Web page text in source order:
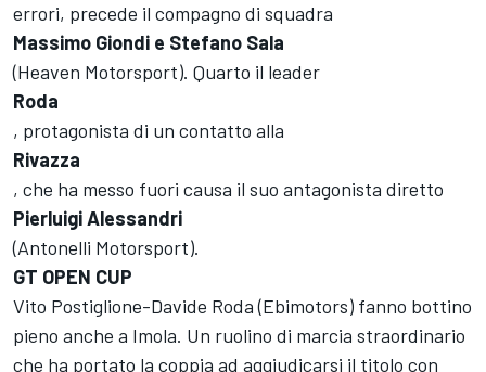
errori, precede il compagno di squadra
Massimo Giondi e Stefano Sala
(Heaven Motorsport). Quarto il leader
Roda
, protagonista di un contatto alla
Rivazza
, che ha messo fuori causa il suo antagonista diretto
Pierluigi Alessandri
(Antonelli Motorsport).
GT OPEN CUP
Vito Postiglione-Davide Roda (Ebimotors) fanno bottino
pieno anche a Imola. Un ruolino di marcia straordinario
che ha portato la coppia ad aggiudicarsi il titolo con